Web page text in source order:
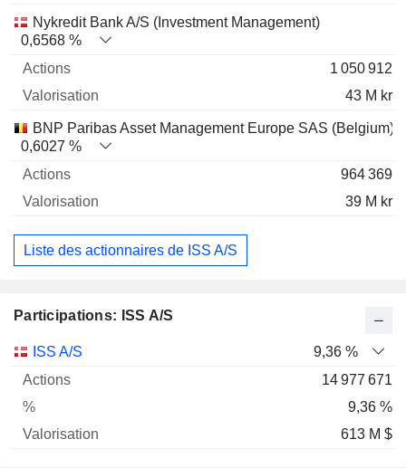
Nykredit Bank A/S (Investment Management)
0,6568 %
1 050 912
43 M kr
BNP Paribas Asset Management Europe SAS (Belgium)
0,6027 %
964 369
39 M kr
Liste des actionnaires de ISS A/S
Participations: ISS A/S
Nom Actions
ISS A/S
9,36 %
14 977 671
9,36 %
613 M $